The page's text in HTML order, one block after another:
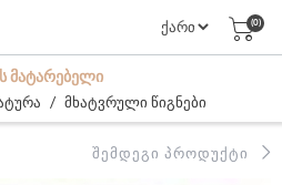
(0)
ᲛᲐᲢᲐᲠᲔᲑᲔᲚᲘ
/ მხატვრული წიგნები
ᲨᲔᲛᲓᲔᲒᲘ ᲞᲠᲝᲓᲣᲥᲢᲘ